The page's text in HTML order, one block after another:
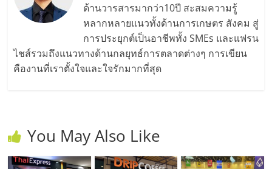
ด้านวารสารมากว่า10ปี สะสมความรู้
หลากหลายแนวทั้งด้านการเกษตร สังคม สู่
การประยุกต์เป็นอาชีพทั้ง SMEs และแฟรน
ไชส์รวมถึงแนวทางด้านกลยุทธ์การตลาดต่างๆ การเขียน
คืองานที่เราตั้งใจและใจรักมากที่สุด
You May Also Like